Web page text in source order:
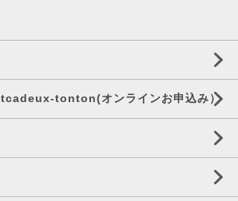
tonton(オンラインお申込み）